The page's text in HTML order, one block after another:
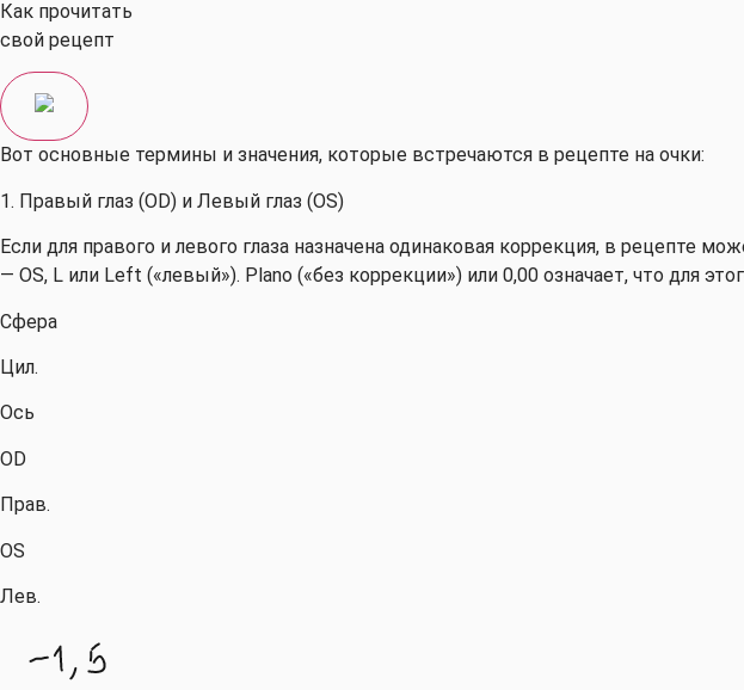
Как прочитать
свой рецепт
Вот основные термины и значения, которые встречаются в рецепте на очки:
1. Правый глаз (OD) и Левый глаз (OS)
Если для правого и левого глаза назначена одинаковая коррекция, в рецепте
— OS, L или Left («левый»). Plano («без коррекции») или 0,00 означает, что для
Сфера
Цил.
Ось
OD
Прав.
OS
Лев.